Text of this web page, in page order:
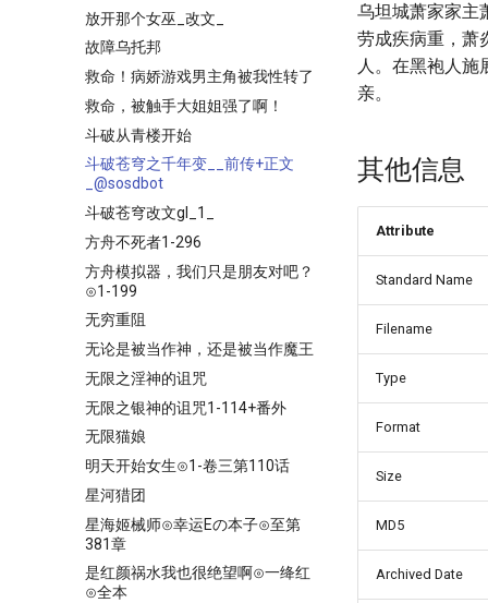
放开那个女巫_改文_
故障乌托邦
救命！病娇游戏男主角被我性转了
救命，被触手大姐姐强了啊！
斗破从青楼开始
斗破苍穹之千年变__前传+正文
_@sosdbot
斗破苍穹改文gl_1_
方舟不死者1-296
方舟模拟器，我们只是朋友对吧？
⊙1-199
无穷重阻
无论是被当作神，还是被当作魔王
无限之淫神的诅咒
无限之银神的诅咒1-114+番外
无限猫娘
明天开始女生⊙1-卷三第110话
星河猎团
星海姬械师⊙幸运Eの本子⊙至第
381章
是红颜祸水我也很绝望啊⊙一绛红
⊙全本
乌坦城萧家家主
劳成疾病重，萧
人。在黑袍人施
亲。
其他信息
Attribute
Standard Name
Filename
Type
Format
Size
MD5
Archived Date